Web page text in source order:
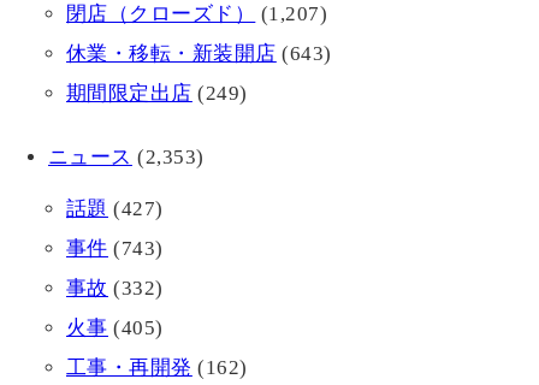
閉店（クローズド）
(1,207)
休業・移転・新装開店 (643)
期間限定出店 (249)
ニュース (2,353)
話題 (427)
事件 (743)
事故 (332)
火事 (405)
工事・再開発 (162)